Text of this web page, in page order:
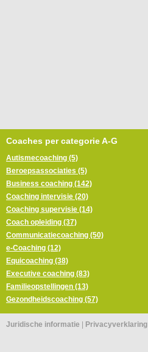
Coaches per categorie A-G
Autismecoaching (5)
Beroepsassociaties (5)
Business coaching (142)
Coaching intervisie (20)
Coaching supervisie (14)
Coach opleiding (37)
Communicatiecoaching (50)
e-Coaching (12)
Equicoaching (38)
Executive coaching (83)
Familieopstellingen (13)
Gezondheidscoaching (57)
Juridische informatie Privacyverklaring